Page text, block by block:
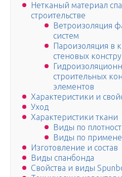
Нетканый материал
строительстве
Ветроизоляция
систем
Пароизоляция в
стеновых
строительных
элементов
Характеристики и
Уход
Характеристики ткани
Виды по
Виды по
Изготовление и состав
Виды спанбонда
Свойства и виды